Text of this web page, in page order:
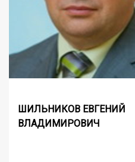
ШИЛЬНИКОВ ЕВГЕНИЙ
ВЛАДИМИРОВИЧ